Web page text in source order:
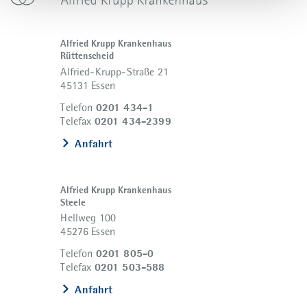
Alfried Krupp Krankenhaus
Rüttenscheid
Alfried-Krupp-Straße 21
45131 Essen
Telefon 0201 434-1
Telefax 0201 434-2399
Anfahrt
Alfried Krupp Krankenhaus
Steele
Hellweg 100
45276 Essen
Telefon 0201 805-0
Telefax 0201 503-588
Anfahrt